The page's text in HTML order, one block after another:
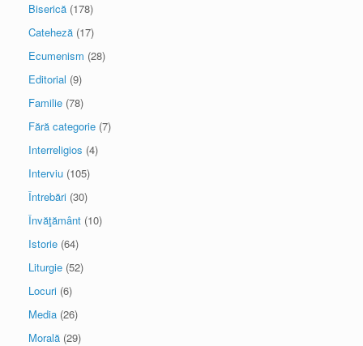
Biserică (178)
Cateheză (17)
Ecumenism (28)
Editorial (9)
Familie (78)
Fără categorie (7)
Interreligios (4)
Interviu (105)
Întrebări (30)
Învăţământ (10)
Istorie (64)
Liturgie (52)
Locuri (6)
Media (26)
Morală (29)